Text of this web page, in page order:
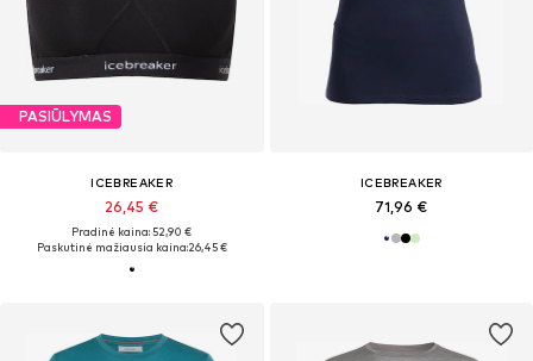
PASIŪLYMAS
ICEBREAKER
26,45 €
Pradinė kaina: 52,90 €
Paskutinė mažiausia kaina:26,45 €
ICEBREAKER
71,96 €